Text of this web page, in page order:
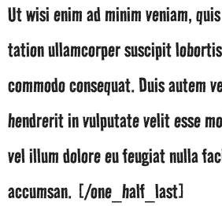
Ut wisi enim ad minim veniam,
tation ullamcorper suscipit
commodo consequat. Duis autem
hendrerit in vulputate velit esse
vel illum dolore eu feugiat nulla
accumsan. [/one_half_last]